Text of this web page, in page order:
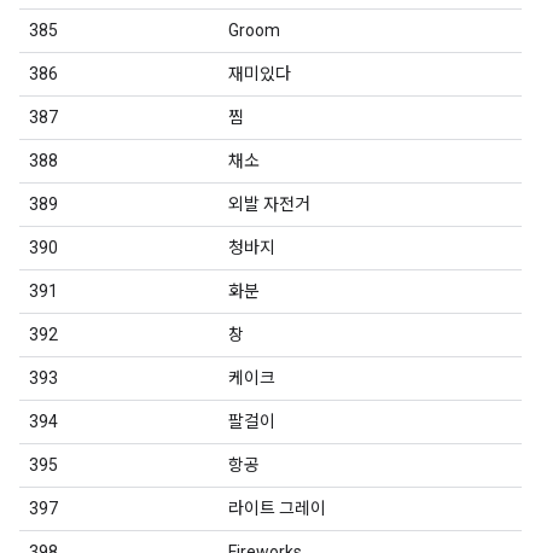
385 Groom
386 재미있다
387 찜
388 채소
389 외발 자전거
390 청바지
391 화분
392 창
393 케이크
394 팔걸이
395 항공
397 라이트 그레이